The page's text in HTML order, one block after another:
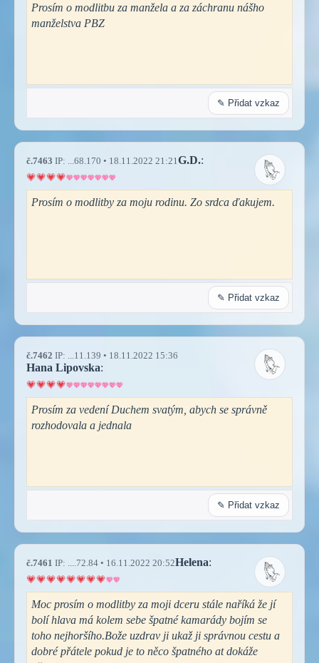
Prosím o modlitbu za manžela a za záchranu nášho
manželstva PBZ
✎ Přidat vzkaz
č.7463 IP: ...68.170 • 18.11.2022 21:21 G.D.:
Prosím o modlitby za moju rodinu. Zo srdca ďakujem.
✎ Přidat vzkaz
č.7462 IP: ...11.139 • 18.11.2022 15:36
Hana Lipovska:
Prosím za vedení Duchem svatým, abych se správně
rozhodovala a jednala
✎ Přidat vzkaz
č.7461 IP: ....72.84 • 16.11.2022 20:52Helena:
Moc prosím o modlitby za moji dceru stále naříká že jí
bolí hlava má kolem sebe špatné kamarády bojím se
toho nejhoršího.Bože uzdrav ji ukaž ji správnou cestu a
dobré přátele pokud je to něco špatného at dokáže